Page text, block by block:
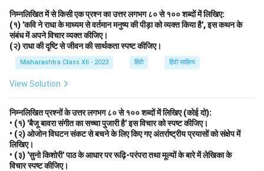
निम्नलिखित में से किसी एक प्रश्न का उत्तर लगभग ८० से १०० शब्दों में लिखिए:
(१) 'कवि ने राधा के माध्यम से वर्तमान मनुष्य की पीड़ा को व्यक्त किया है', इस कथन के
संबंध में अपने विचार व्यक्त कीजिए।
(२) राधा की दृष्टि से जीवन की सार्थकता स्पष्ट कीजिए।
Maharashtra Class XII - 2023 हिंदी हिंदी साहित्य
View Solution
निम्नलिखित प्रश्नों के उत्तर लगभग ८० से १०० शब्दों में लिखिए (कोई दो):
• (१) 'बैजू बावरा संगीत का सच्चा पुजारी है' इस विचार को स्पष्ट कीजिए।
• (२) ओजोन विघटन संकट से बचने के लिए किए गए अंतर्राष्ट्रीय प्रयासों को संक्षेप में
लिखिए।
• (३) 'सुनो किशोरी' पाठ के आधार पर रूढ़ि-परंपरा तथा मूल्यों के बारे में लेखिका के
विचार स्पष्ट कीजिए।